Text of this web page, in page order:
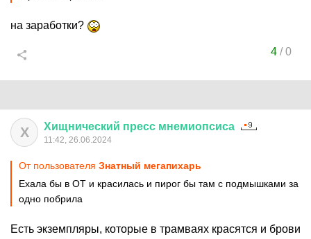
на заработки?
4/0
Х Хищнический пресс мнемиопсиса
11:42, 26.06.2024
От пользователя Знатный мегапихарь
Ехала бы в ОТ и красилась и пирог бы там с подмышками за
одно побрила
Есть экземпляры, которые в трамваях красятся и брови